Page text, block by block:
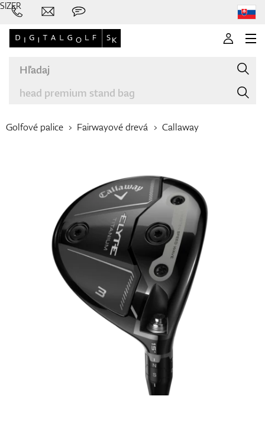
Palice
Oblečenie
Topánky
Rukavice
Golfové palice Fairwayové drevá Callaway
SIZER